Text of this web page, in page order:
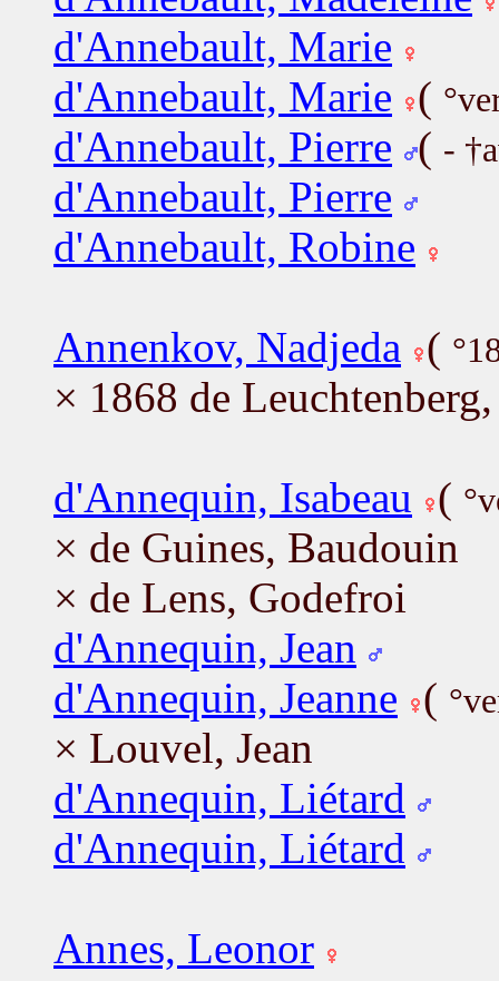
d'Annebault, Marie
d'Annebault, Marie (
d'Annebault, Pierre ( -
d'Annebault, Pierre
d'Annebault, Robine
Annenkov, Nadjeda (
× 1868 de
d'Annequin, Isabeau (
× de Guines, Baudouin
× de Lens, Godefroi
d'Annequin, Jean
d'Annequin, Jeanne (
× Louvel, Jean
d'Annequin, Liétard
d'Annequin, Liétard
Annes, Leonor